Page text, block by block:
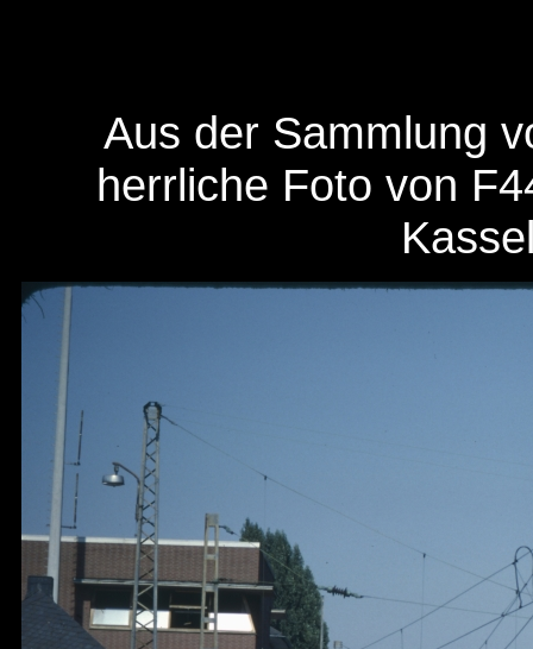
Aus der Sammlung
herrliche Foto von